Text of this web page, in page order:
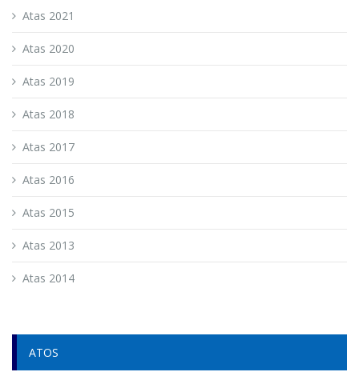
Atas 2021
Atas 2020
Atas 2019
Atas 2018
Atas 2017
Atas 2016
Atas 2015
Atas 2013
Atas 2014
ATOS